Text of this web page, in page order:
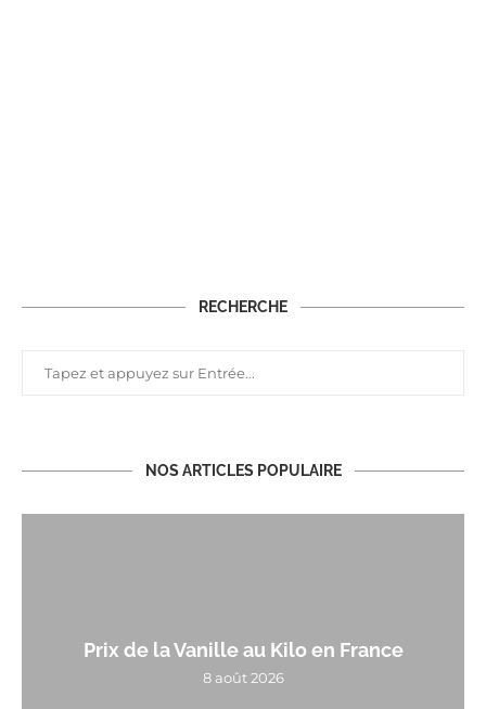
RECHERCHE
NOS ARTICLES POPULAIRE
Prix de la Vanille au Kilo en France
8 août 2026